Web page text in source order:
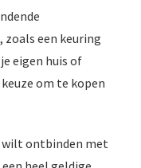
zoals een keuring
eigen huis of
om te kopen
wilt ontbinden met